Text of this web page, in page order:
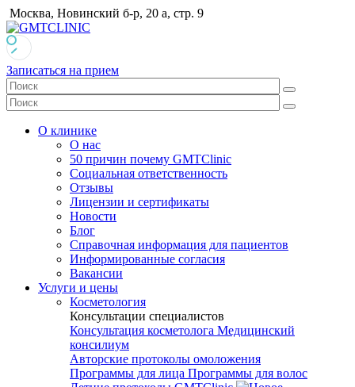
Москва, Новинский б-р, 20 а, стр. 9
Записаться на прием
О клинике
О нас
50 причин почему GMTClinic
Социальная ответственность
Отзывы
Лицензии и сертификаты
Новости
Блог
Справочная информация для пациентов
Информированные согласия
Вакансии
Услуги и цены
Косметология
Консультации специалистов
Консультация косметолога Медицинский
консилиум
Авторские протоколы омоложения
Программы для лица Программы для волос